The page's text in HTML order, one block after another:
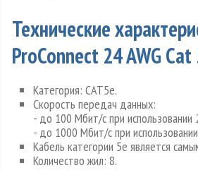
Технические
ProConnect 24 AWG Cat
Категория: CAT5e.
Скорость передач данных:
- до 100 Мбит/с при использовании
- до 1000 Мбит/с при
Кабель категории 5e является
Количество жил: 8.